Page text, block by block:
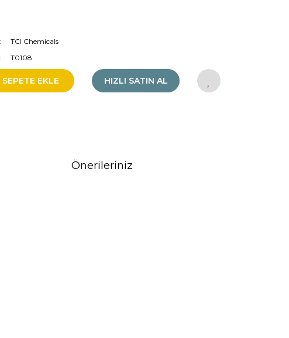
TCI Chemicals
T0108
SEPETE EKLE HIZLI SATIN AL
Önerileriniz